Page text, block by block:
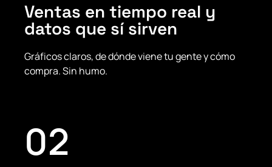
Ventas en tiempo real y
datos que sí sirven
Gráficos claros, de dónde viene tu gente y cómo
compra. Sin humo.
02